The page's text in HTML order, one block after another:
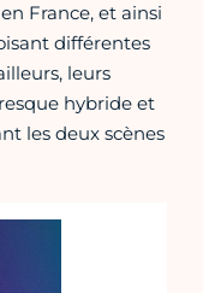
France, et ainsi
différentes
leurs
hybride et
les deux scènes